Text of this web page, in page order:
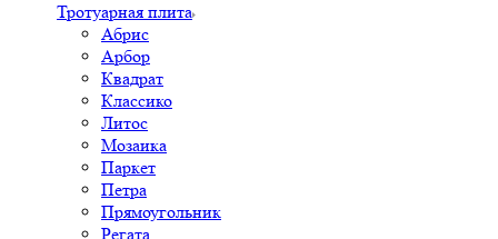
Тротуарная плита
Абрис
Арбор
Квадрат
Классико
Литос
Мозаика
Паркет
Петра
Прямоугольник
Регата